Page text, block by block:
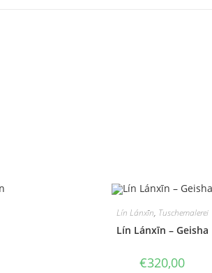
Lín Lánxīn, Tuschemalerei
Lín Lánxīn – Geisha
€320,00